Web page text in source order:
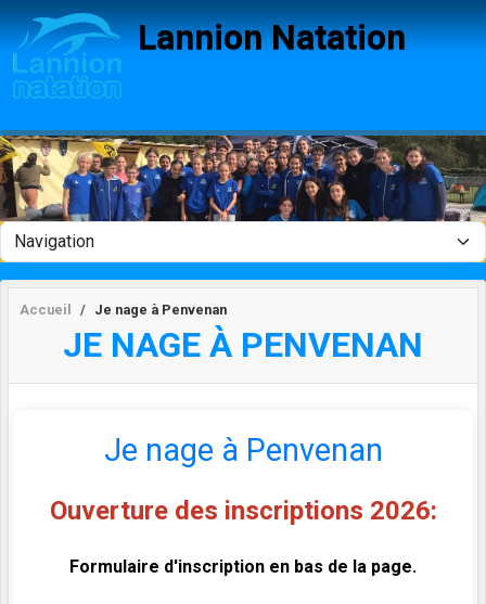
Lannion Natation
Accueil Je nage à Penvenan
JE NAGE À PENVENAN
Je nage à Penvenan
Ouverture des inscriptions 2026:
Formulaire d'inscription en bas de la page.
Panneau de gestion des cookies